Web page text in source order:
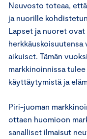
Neuvosto toteaa,
ja nuorille
Lapset ja nuoret
aikuiset. Tämän
markkinoinnissa
käyttäytymistä ja
Piri-juoman
ottaen huomioon
sanalliset ilmaisut